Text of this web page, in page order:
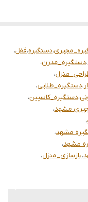
،دستگیره،قفل،
،دستگیره_مدرن،
،
،دستگیره_طلایی،
،دستگیره_کاسپین،
مشهد،
،
مشهد،
مشهد،
،بازسازی_منزل،